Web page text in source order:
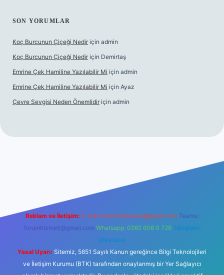
SON YORUMLAR
Koç Burcunun Çiçeği Nedir için admin
Koç Burcunun Çiçeği Nedir için Demirtaş
Emrine Çek Hamiline Yazılabilir Mi için admin
Emrine Çek Hamiline Yazılabilir Mi için Ayaz
Çevre Sevgisi Neden Önemlidir için admin
Reklam ve İletişim: E-mail: backlinkpaneli@gmail.com Teams:
forumhizmeti@gmail.com Whatsapp: 0262 606 0 726 Telegram:
@karabul
Yasal Uyarı: Sitemiz, 5651 Sayılı Kanun gereğince Bilgi Teknolojileri
ve İletişim Kurumu (BTK) tarafından onaylanmış bir Yer Sağlayıcı